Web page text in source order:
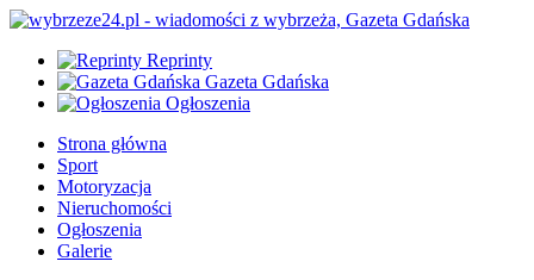
Reprinty
Gazeta Gdańska
Ogłoszenia
Strona główna
Sport
Motoryzacja
Nieruchomości
Ogłoszenia
Galerie